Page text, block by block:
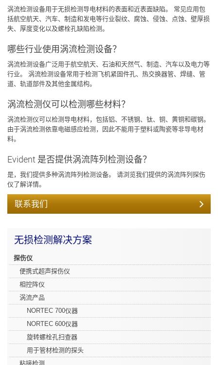
涡流检测设备用于无损检测导电材料的表面和近表面缺陷。 常见应用包
括航空航天、汽车、制造和发电等行业裂纹、腐蚀、侵蚀、点蚀、壁厚损
失、厚度变化以及螺栓孔缺陷检测。
哪些行业使用涡流检测设备？
涡流检测设备广泛用于航空航天、石油和天然气、制造、汽车以及电力等
行业。 涡流检测设备常用于检测飞机紧固件孔、热交换器管、焊缝、管
道、轨道部件及其他金属结构。
涡流检测仪可以检测哪些材料？
涡流检测仪可以检测导电材料，包括铝、不锈钢、钛、铜、黄铜和碳钢。
由于涡流检测依靠电磁感应检测，因此不能用于塑料或陶瓷等非导电材
料。
Evident 是否提供涡流阵列检测设备？
是，我们提供多种涡流阵列检测设备。 请浏览我们提供的涡流阵列探伤
仪了解详情。
联系我们
无损检测解决方案
探伤仪
便携式超声探伤仪
相控阵仪
涡流产品
NORTEC 700仪器
NORTEC 600仪器
旋转螺栓孔扫查器
用于管材检测的探头
粘接检测